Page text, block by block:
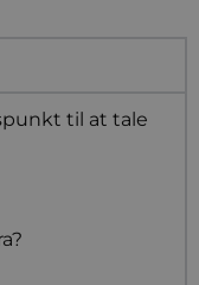
til at tale